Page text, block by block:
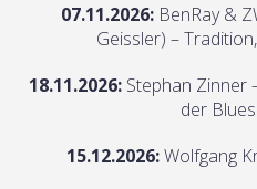
07.11.2026: BenRay &
Geissler) –
18.11.2026: Stephan Zinner
der
15.12.2026:Wolfgang